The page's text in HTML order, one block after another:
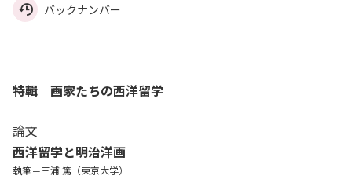
バックナンバー
特輯 画家たちの西洋留学
論文
西洋留学と明治洋画
執筆＝三浦 篤（東京大学）